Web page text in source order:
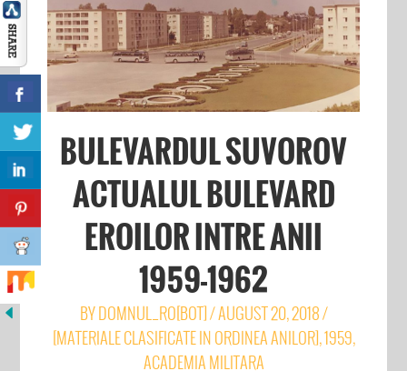
BULEVARDUL SUVOROV
ACTUALUL BULEVARD
EROILOR INTRE ANII
1959-1962
BYDOMNUL_RO[BOT]/AUGUST 20, 2018/
[MATERIALE CLASIFICATE IN ORDINEA ANILOR],1959,
ACADEMIA MILITARA